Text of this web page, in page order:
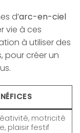
d’arc-en-ciel
vie à ces
à utiliser des
pour créer un
motricité
plaisir festif